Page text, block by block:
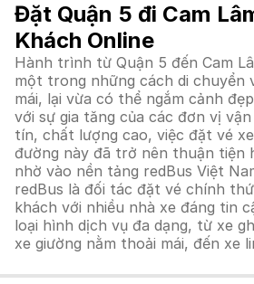
Đặt Quận 5 đi Cam
Khách Online
Hành trình từ Quận 5 đến Cam
một trong những cách di chuyển
mái, lại vừa có thể ngắm cảnh
với sự gia tăng của các đơn vị
tín, chất lượng cao, việc đặt vé
đường này đã trở nên thuận tiện
nhờ vào nền tảng redBus Việt
redBus là đối tác đặt vé chính
khách với nhiều nhà xe đáng tin
loại hình dịch vụ đa dạng, từ xe
xe giường nằm thoải mái, đến xe